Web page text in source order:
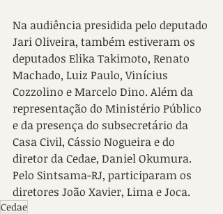
Na audiência presidida pelo deputado
Jari Oliveira, também estiveram os
deputados Elika Takimoto, Renato
Machado, Luiz Paulo, Vinícius
Cozzolino e Marcelo Dino. Além da
representação do Ministério Público
e da presença do subsecretário da
Casa Civil, Cássio Nogueira e do
diretor da Cedae, Daniel Okumura.
Pelo Sintsama-RJ, participaram os
diretores João Xavier, Lima e Joca.
Cedae